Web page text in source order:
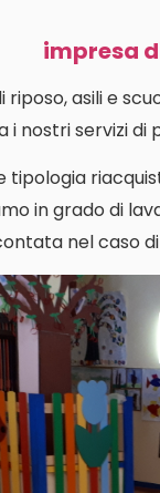
impresa
riposo, asili e
i nostri servizi di
tipologia
in grado di
nel caso